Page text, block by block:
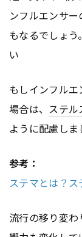
ンフルエンサ
もなるでしょう。
い
もしインフル
場合は、 ステル
ように配慮しま
参考：
ステマとは？
流行の移り変